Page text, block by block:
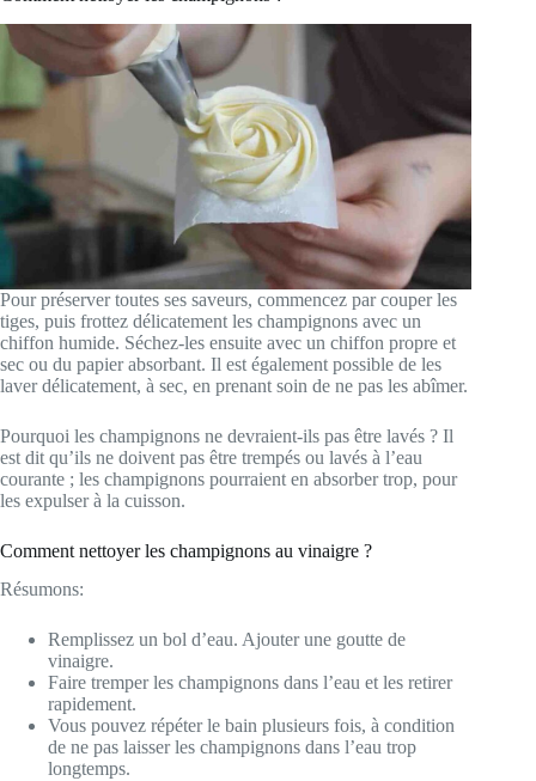
Pour préserver toutes ses saveurs, commencez par couper les
tiges, puis frottez délicatement les champignons avec un
chiffon humide. Séchez-les ensuite avec un chiffon propre et
sec ou du papier absorbant. Il est également possible de les
laver délicatement, à sec, en prenant soin de ne pas les abîmer.
Pourquoi les champignons ne devraient-ils pas être lavés ? Il
est dit qu’ils ne doivent pas être trempés ou lavés à l’eau
courante ; les champignons pourraient en absorber trop, pour
les expulser à la cuisson.
Comment nettoyer les champignons au vinaigre ?
Résumons:
Remplissez un bol d’eau. Ajouter une goutte de
vinaigre.
Faire tremper les champignons dans l’eau et les retirer
rapidement.
Vous pouvez répéter le bain plusieurs fois, à condition
de ne pas laisser les champignons dans l’eau trop
longtemps.